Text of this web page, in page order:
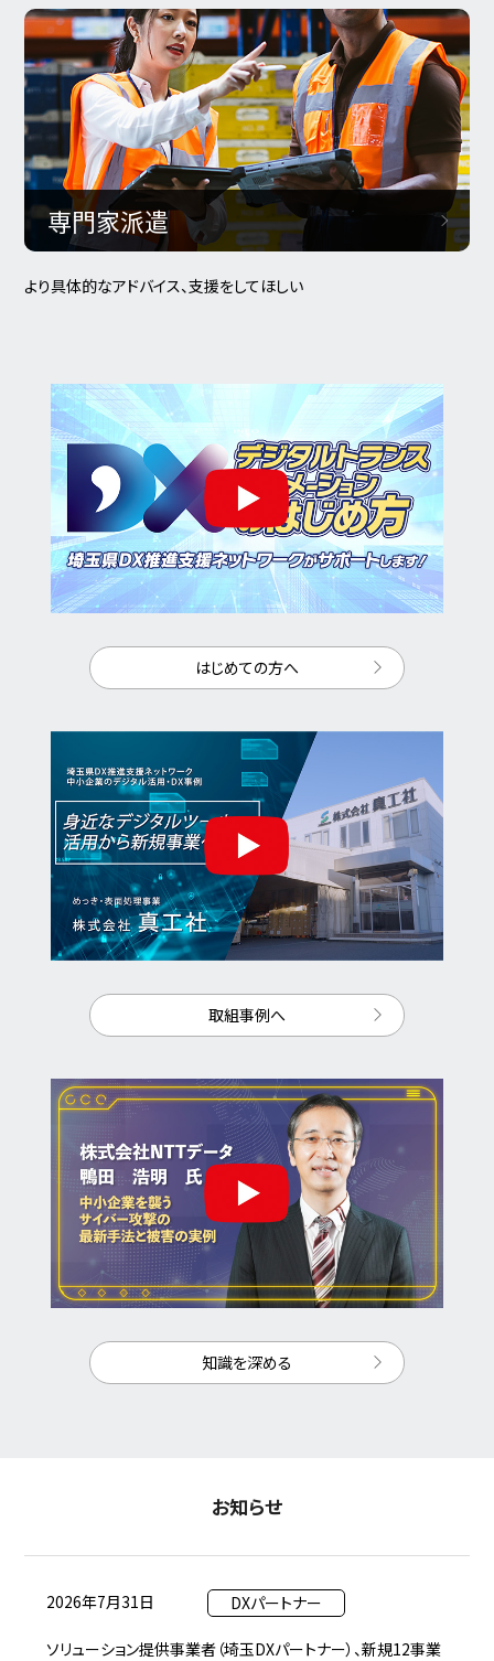
専門家派遣
より具体的なアドバイス、支援をしてほしい
はじめての方へ
取組事例へ
知識を深める
お知らせ
2026年7月31日 DXパートナー
ソリューション提供事業者（埼玉DXパートナー）、新規12事業